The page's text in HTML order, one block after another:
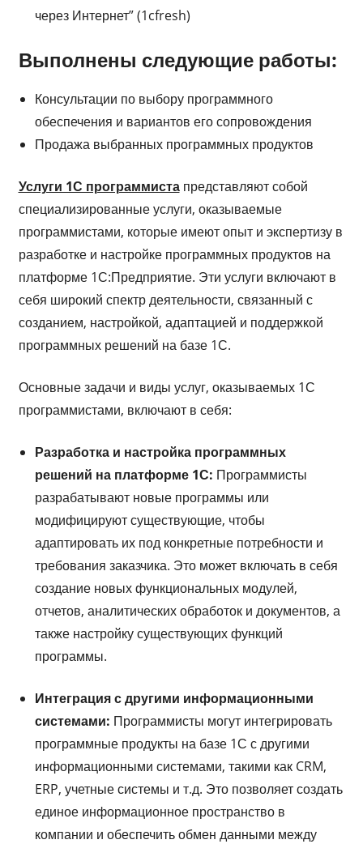
через Интернет” (1cfresh)
Выполнены следующие работы:
Консультации по выбору программного
обеспечения и вариантов его сопровождения
Продажа выбранных программных продуктов
Услуги 1С программистапредставляют собой
специализированные услуги, оказываемые
программистами, которые имеют опыт и экспертизу в
разработке и настройке программных продуктов на
платформе 1С:Предприятие. Эти услуги включают в
себя широкий спектр деятельности, связанный с
созданием, настройкой, адаптацией и поддержкой
программных решений на базе 1С.
Основные задачи и виды услуг, оказываемых 1С
программистами, включают в себя:
Разработка и настройка программных
решений на платформе 1С: Программисты
разрабатывают новые программы или
модифицируют существующие, чтобы
адаптировать их под конкретные потребности и
требования заказчика. Это может включать в себя
создание новых функциональных модулей,
отчетов, аналитических обработок и документов, а
также настройку существующих функций
программы.
Интеграция с другими информационными
системами: Программисты могут интегрировать
программные продукты на базе 1С с другими
информационными системами, такими как CRM,
ERP, учетные системы и т.д. Это позволяет создать
единое информационное пространство в
компании и обеспечить обмен данными между